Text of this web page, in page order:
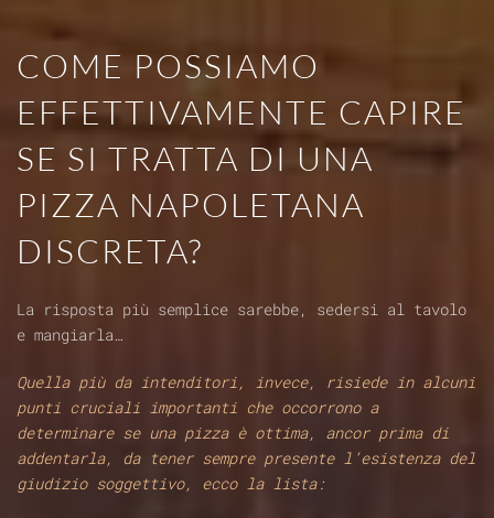
COME POSSIAMO
EFFETTIVAMENTE CAPIRE
SE SI TRATTA DI UNA
PIZZA NAPOLETANA
DISCRETA?
La risposta più semplice sarebbe, sedersi al tavolo
e mangiarla…
Quella più da intenditori, invece, risiede in alcuni
punti cruciali importanti che occorrono a
determinare se una pizza è ottima, ancor prima di
addentarla, da tener sempre presente l’esistenza del
giudizio soggettivo, ecco la lista: